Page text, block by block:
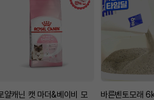
얄캐닌 캣 마더&베이비 모
바른벤토모래